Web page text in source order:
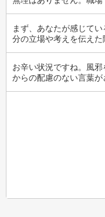
まず、あなたが感じて
分の立場や考えを伝えた
お辛い状況ですね。風
からの配慮のない言葉が